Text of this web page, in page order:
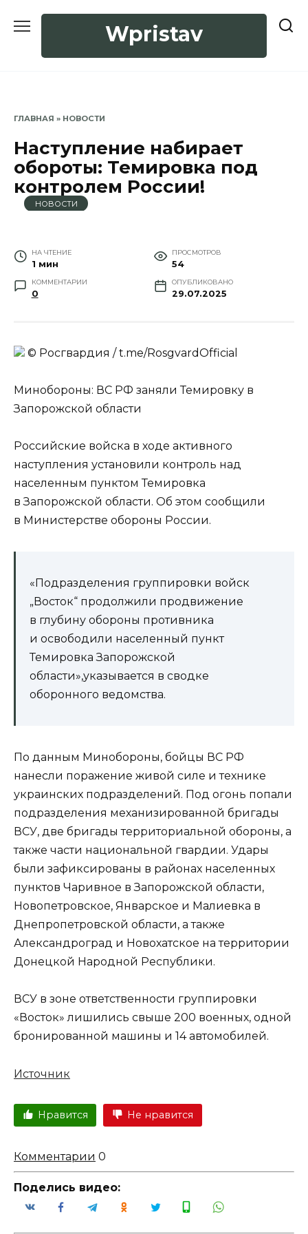
Wpristav
ГЛАВНАЯ » НОВОСТИ
Наступление набирает
обороты: Темировка под
контролем России!
НОВОСТИ
НА ЧТЕНИЕ
1 мин
ПРОСМОТРОВ
54
КОММЕНТАРИИ
0
ОПУБЛИКОВАНО
29.07.2025
© Росгвардия / t.me/RosgvardOfficial
Минобороны: ВС РФ заняли Темировку в
Запорожской области
Российские войска в ходе активного
наступления установили контроль над
населенным пунктом Темировка
в Запорожской области. Об этом сообщили
в Министерстве обороны России.
«Подразделения группировки войск
„Восток“ продолжили продвижение
в глубину обороны противника
и освободили населенный пункт
Темировка Запорожской
области»,указывается в сводке
оборонного ведомства.
По данным Минобороны, бойцы ВС РФ
нанесли поражение живой силе и технике
украинских подразделений. Под огонь попали
подразделения механизированной бригады
ВСУ, две бригады территориальной обороны, а
также части национальной гвардии. Удары
были зафиксированы в районах населенных
пунктов Чаривное в Запорожской области,
Новопетровское, Январское и Малиевка в
Днепропетровской области, а также
Александроград и Новохатское на территории
Донецкой Народной Республики.
ВСУ в зоне ответственности группировки
«Восток» лишились свыше 200 военных, одной
бронированной машины и 14 автомобилей.
Источник
Нравится Не нравится
Комментарии 0
Поделись видео: